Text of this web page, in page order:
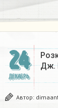
24
ДЕКАБРЬ
Дж.
Автор: